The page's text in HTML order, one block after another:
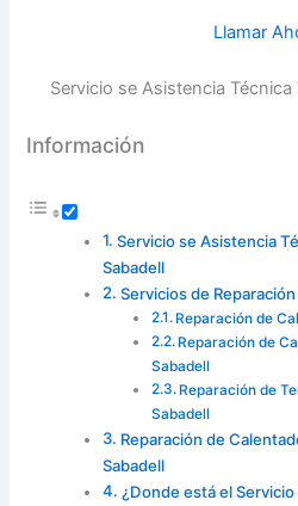
Llamar
Servicio se Asistencia
Información
Servicio se Asistencia
Sabadell
Servicios de
Reparación de
Reparación de
Sabadell
Reparación de
Sabadell
Reparación de
Sabadell
¿Donde está el